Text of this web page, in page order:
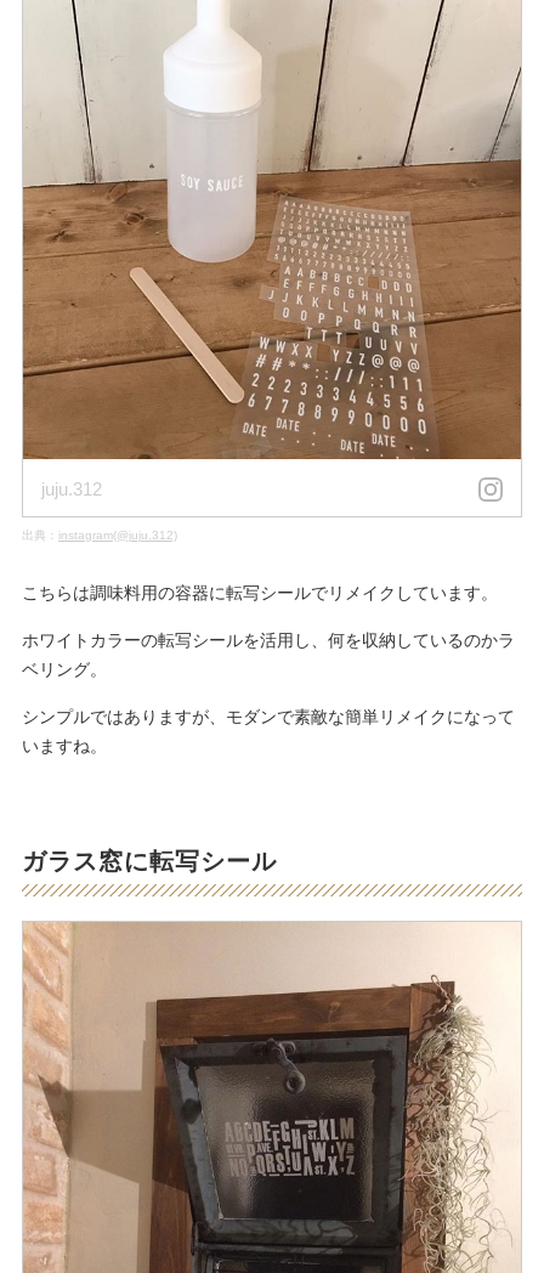
juju.312
出典： instagram(@juju.312)
こちらは調味料用の容器に転写シールでリメイクしています。
ホワイトカラーの転写シールを活用し、何を収納しているのかラ
ベリング。
シンプルではありますが、モダンで素敵な簡単リメイクになって
いますね。
ガラス窓に転写シール